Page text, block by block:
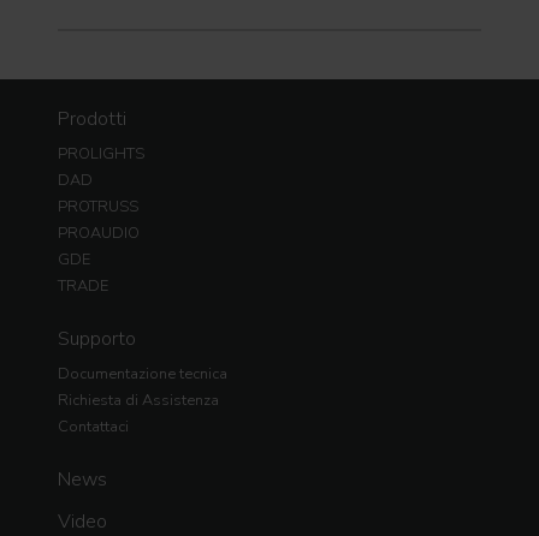
Prodotti
PROLIGHTS
DAD
PROTRUSS
PROAUDIO
GDE
TRADE
Supporto
Documentazione tecnica
Richiesta di Assistenza
Contattaci
News
Video